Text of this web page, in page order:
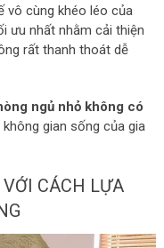
vô cùng khéo léo của
ưu nhất nhằm cải thiện
rất thanh thoát dễ
ngủ nhỏ không có
gian sống của gia
CÁCH LỰA